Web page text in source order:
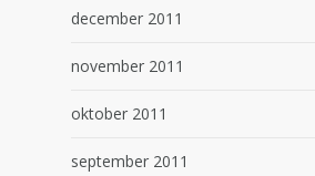
december 2011
november 2011
oktober 2011
september 2011